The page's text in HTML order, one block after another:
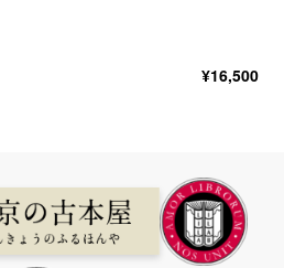
¥16,500